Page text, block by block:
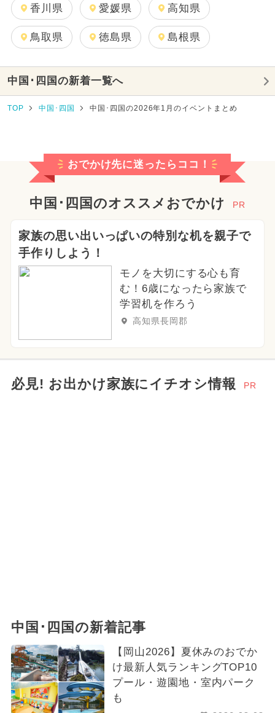
香川県 愛媛県 高知県
鳥取県 徳島県 島根県
中国･四国の新着一覧へ
TOP 中国･四国 中国･四国の2026年1月のイベントまとめ
おでかけ先に迷ったらココ！
中国･四国のオススメおでかけ PR
家族の思い出いっぱいの特別な机を親子で
手作りしよう！
モノを大切にする心も育
む！6歳になったら家族で
学習机を作ろう
高知県長岡郡
必見! お出かけ家族にイチオシ情報 PR
中国･四国の新着記事
【岡山2026】夏休みのおでか
け最新人気ランキングTOP10
プール・遊園地・室内パーク
も